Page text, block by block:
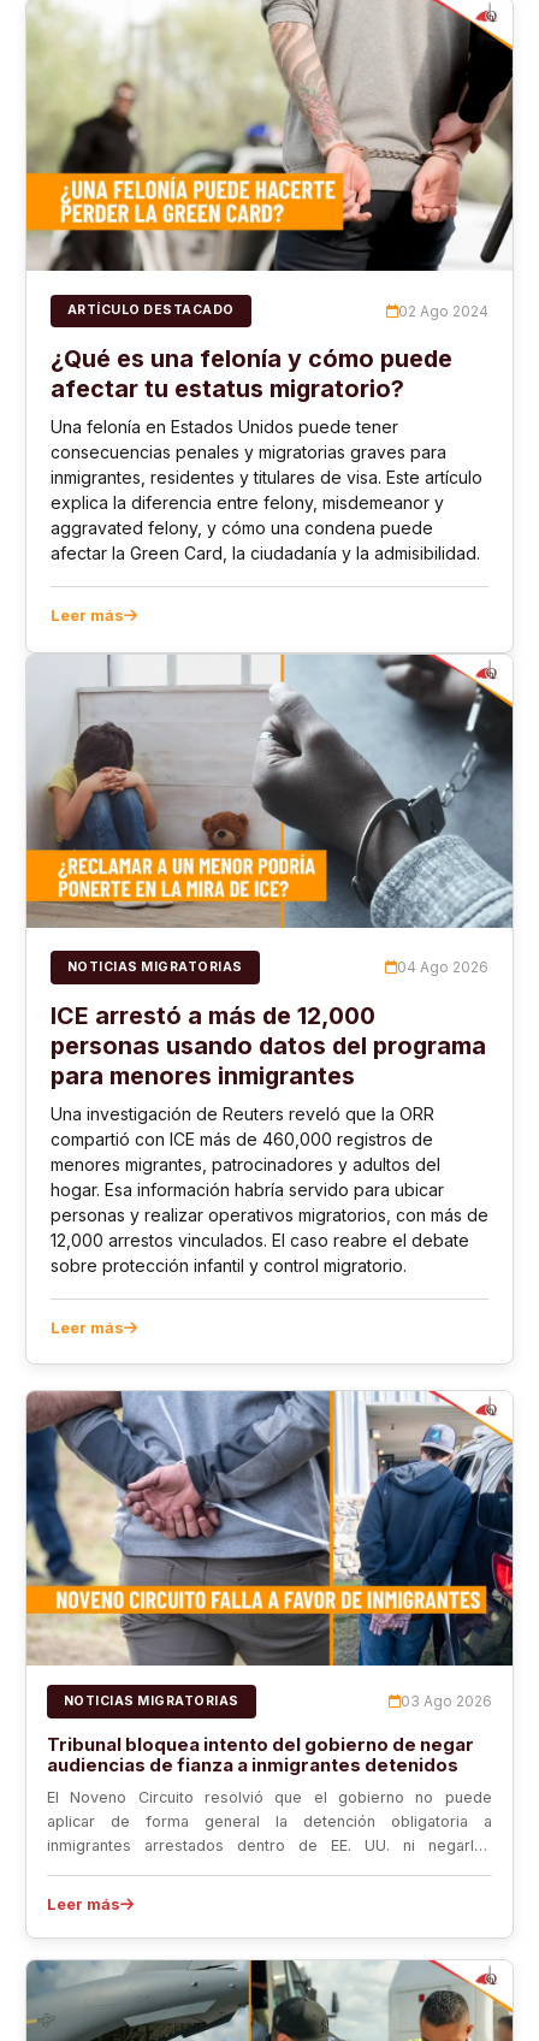
ARTÍCULO DESTACADO 02 Ago 2024
¿Qué es una felonía y cómo puede
afectar tu estatus migratorio?
Una felonía en Estados Unidos puede tener
consecuencias penales y migratorias graves para
inmigrantes, residentes y titulares de visa. Este artículo
explica la diferencia entre felony, misdemeanor y
aggravated felony, y cómo una condena puede
afectar la Green Card, la ciudadanía y la admisibilidad.
Leer más
NOTICIAS MIGRATORIAS 04 Ago 2026
ICE arrestó a más de 12,000
personas usando datos del programa
para menores inmigrantes
Una investigación de Reuters reveló que la ORR
compartió con ICE más de 460,000 registros de
menores migrantes, patrocinadores y adultos del
hogar. Esa información habría servido para ubicar
personas y realizar operativos migratorios, con más de
12,000 arrestos vinculados. El caso reabre el debate
sobre protección infantil y control migratorio.
Leer más
NOTICIAS MIGRATORIAS 03 Ago 2026
Tribunal bloquea intento del gobierno de negar
audiencias de fianza a inmigrantes detenidos
El Noveno Circuito resolvió que el gobierno no puede
aplicar de forma general la detención obligatoria a
inmigrantes arrestados dentro de EE. UU. ni negarles
Leer más